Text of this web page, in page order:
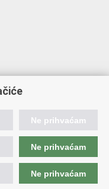
u nadležnosti
Ne prihvaćam
Ne prihvaćam
Ne prihvaćam